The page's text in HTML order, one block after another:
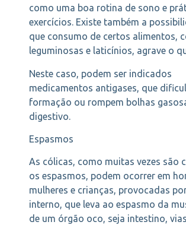
como uma boa rotina de sono e
exercícios. Existe também a
que consumo de certos alimentos,
leguminosas e laticínios, agrave o
Neste caso, podem ser indicados
medicamentos antigases, que
formação ou rompem bolhas
digestivo.
Espasmos
As cólicas, como muitas vezes são
os espasmos, podem ocorrer em
mulheres e crianças, provocadas
interno, que leva ao espasmo da
de um órgão oco, seja intestino,